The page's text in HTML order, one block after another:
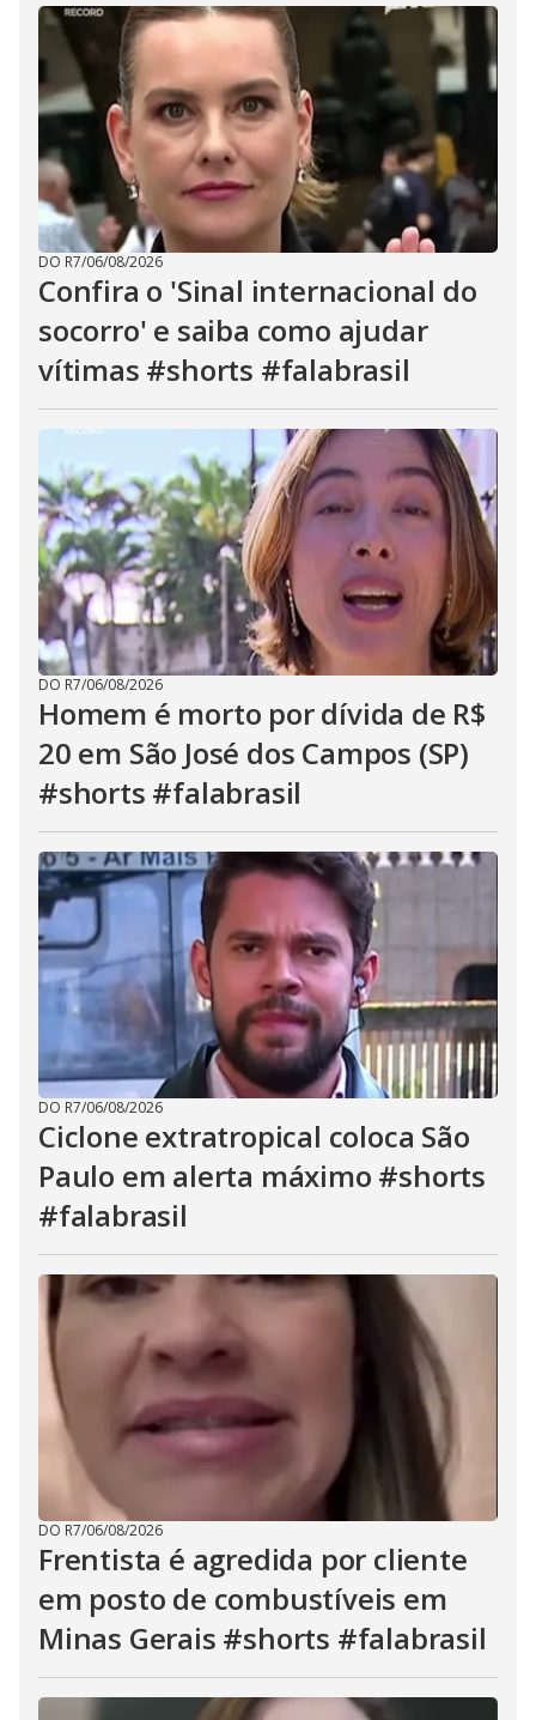
DO R7/06/08/2026
Confira o 'Sinal internacional do
socorro' e saiba como ajudar
vítimas #shorts #falabrasil
DO R7/06/08/2026
Homem é morto por dívida de R$
20 em São José dos Campos (SP)
#shorts #falabrasil
DO R7/06/08/2026
Ciclone extratropical coloca São
Paulo em alerta máximo #shorts
#falabrasil
DO R7/06/08/2026
Frentista é agredida por cliente
em posto de combustíveis em
Minas Gerais #shorts #falabrasil